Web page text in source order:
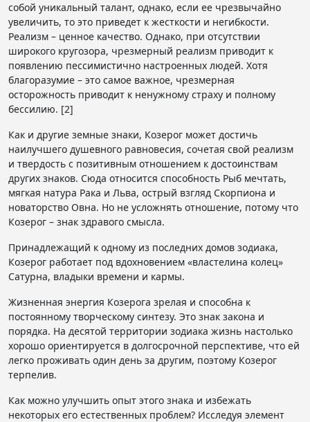
собой уникальный талант, однако, если ее чрезвычайно
увеличить, то это приведет к жесткости и негибкости.
Реализм – ценное качество. Однако, при отсутствии
широкого кругозора, чрезмерный реализм приводит к
появлению пессимистично настроенных людей. Хотя
благоразумие – это самое важное, чрезмерная
осторожность приводит к ненужному страху и полному
бессилию. [2]
Как и другие земные знаки, Козерог может достичь
наилучшего душевного равновесия, сочетая свой реализм
и твердость с позитивным отношением к достоинствам
других знаков. Сюда относится способность Рыб мечтать,
мягкая натура Рака и Льва, острый взгляд Скорпиона и
новаторство Овна. Но не усложнять отношение, потому что
Козерог – знак здравого смысла.
Принадлежащий к одному из последних домов зодиака,
Козерог работает под вдохновением «властелина колец»
Сатурна, владыки времени и кармы.
Жизненная энергия Козерога зрелая и способна к
постоянному творческому синтезу. Это знак закона и
порядка. На десятой территории зодиака жизнь настолько
хорошо ориентируется в долгосрочной перспективе, что ей
легко проживать один день за другим, поэтому Козерог
терпелив.
Как можно улучшить опыт этого знака и избежать
некоторых его естественных проблем? Исследуя элемент